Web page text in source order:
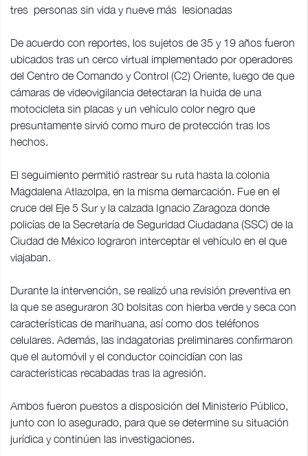
tres personas sin vida y nueve más lesionadas
De acuerdo con reportes, los sujetos de 35 y 19 años fueron
ubicados tras un cerco virtual implementado por operadores
del Centro de Comando y Control (C2) Oriente, luego de que
cámaras de videovigilancia detectaran la huida de una
motocicleta sin placas y un vehículo color negro que
presuntamente sirvió como muro de protección tras los
hechos.
El seguimiento permitió rastrear su ruta hasta la colonia
Magdalena Atlazolpa, en la misma demarcación. Fue en el
cruce del Eje 5 Sur y la calzada Ignacio Zaragoza donde
policías de la Secretaría de Seguridad Ciudadana (SSC) de la
Ciudad de México lograron interceptar el vehículo en el que
viajaban.
Durante la intervención, se realizó una revisión preventiva en
la que se aseguraron 30 bolsitas con hierba verde y seca con
características de marihuana, así como dos teléfonos
celulares. Además, las indagatorias preliminares confirmaron
que el automóvil y el conductor coincidían con las
características recabadas tras la agresión.
Ambos fueron puestos a disposición del Ministerio Público,
junto con lo asegurado, para que se determine su situación
jurídica y continúen las investigaciones.